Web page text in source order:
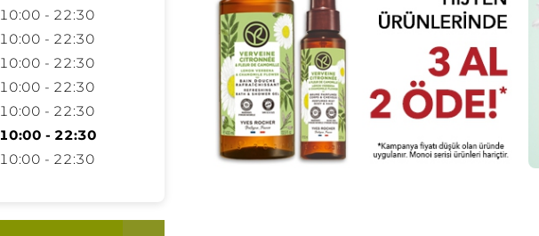
10:00 - 22:30
10:00 - 22:30
10:00 - 22:30
10:00 - 22:30
10:00 - 22:30
10:00 - 22:30
10:00 - 22:30